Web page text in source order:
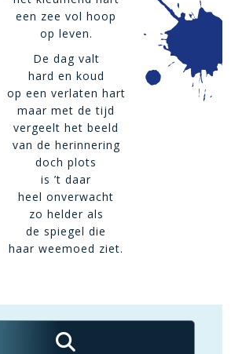
een zee vol hoop
op leven.
De dag valt
hard en koud
op een verlaten hart
maar met de tijd
vergeelt het beeld
van de herinnering
doch plots
is ’t daar
heel onverwacht
zo helder als
de spiegel die
haar weemoed ziet.